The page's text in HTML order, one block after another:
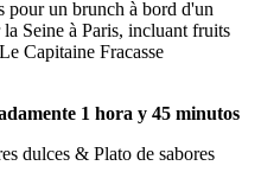
1 hora y 45 minutos
dulces & Plato de sabores